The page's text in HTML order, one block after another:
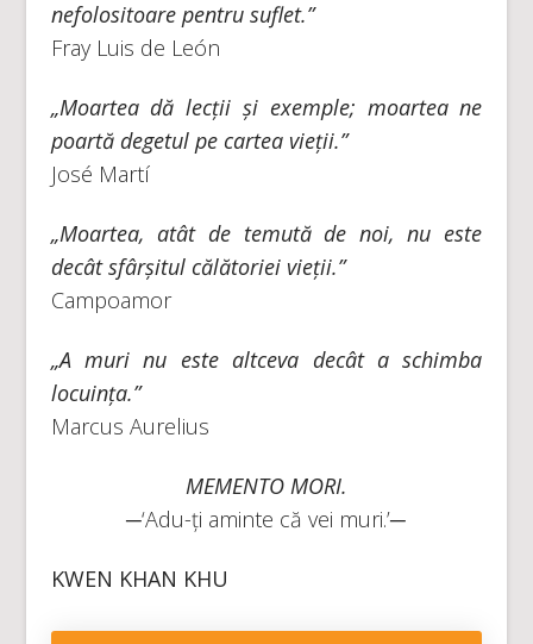
nefolositoare pentru suflet.”
Fray Luis de León
„Moartea dă lecții și exemple; moartea ne
poartă degetul pe cartea vieții.”
José Martí
„Moartea, atât de temută de noi, nu este
decât sfârșitul călătoriei vieții.”
Campoamor
„A muri nu este altceva decât a schimba
locuința.”
Marcus Aurelius
MEMENTO MORI.
─‘Adu-ți aminte că vei muri.’─
KWEN KHAN KHU